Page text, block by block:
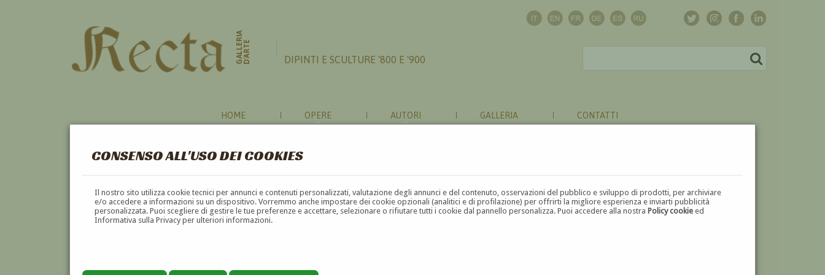
CONSENSO ALL'USO DEI COOKIES
Il nostro sito utilizza cookie tecnici per annunci e contenuti personalizzati, valutazione degli annunci e del contenuto, osservazioni del pubblico e sviluppo di prodotti, per archiviare
e/o accedere a informazioni su un dispositivo. Vorremmo anche impostare dei cookie opzionali (analitici e di profilazione) per offrirti la migliore esperienza e inviarti pubblicità
personalizzata. Puoi scegliere di gestire le tue preferenze e accettare, selezionare o rifiutare tutti i cookie dal pannello personalizza. Puoi accedere alla nostraPolicy cookie ed
Informativa sulla Privacy per ulteriori informazioni.
GALLERIAD'ARTE DIPINTI E SCULTURE '800 E '900
HOME OPERE AUTORI GALLERIA CONTATTI
CRISANTEMI
A B C D E F G H I J K L M N O P Q R S T U V W X Y Z ⬅